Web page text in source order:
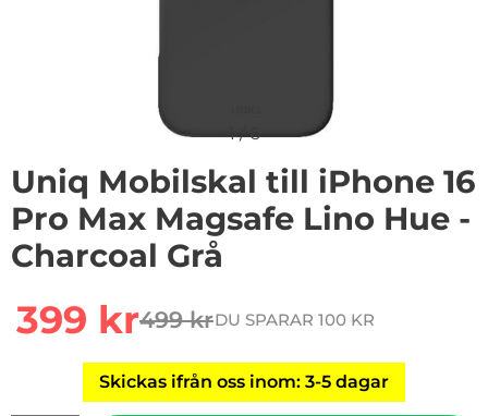
1/6
Uniq Mobilskal till iPhone 16
Pro Max Magsafe Lino Hue -
Charcoal Grå
rea pris
399 krtidigare pris
499 krDU SPARAR 100 KR
Skickas ifrån oss inom: 3-5 dagar